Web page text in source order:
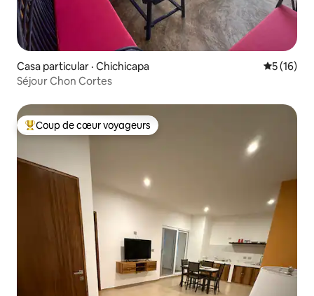
Casa particular · Chichicapa Note
5 (16)
Séjour Chon Cortes
Coup de cœur voyageurs parmi les plus aimés
Coup de cœur voyageurs